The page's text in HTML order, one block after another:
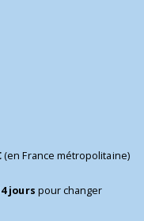
(en France métropolitaine)
jours pour changer